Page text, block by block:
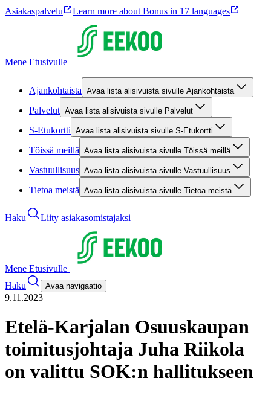
Asiakaspalvelu Learn more about Bonus in 17 languages
Mene Etusivulle
Ajankohtaista Avaa lista alisivuista sivulle Ajankohtaista
Palvelut Avaa lista alisivuista sivulle Palvelut
S-Etukortti Avaa lista alisivuista sivulle S-Etukortti
Töissä meillä Avaa lista alisivuista sivulle Töissä meillä
Vastuullisuus Avaa lista alisivuista sivulle Vastuullisuus
Tietoa meistä Avaa lista alisivuista sivulle Tietoa meistä
Haku Liity asiakasomistajaksi
Mene Etusivulle
Haku
Avaa navigaatio
9.11.2023
Etelä-Karjalan Osuuskaupan
toimitusjohtaja Juha Riikola
on valittu SOK:n hallitukseen